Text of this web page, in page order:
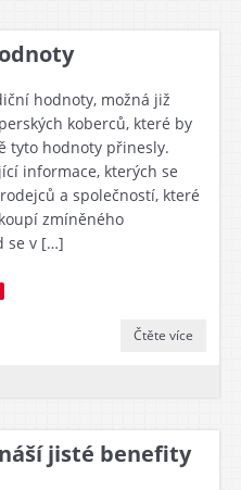
hodnoty, možná již
koberců, které by
tyto hodnoty přinesly.
informace, kterých se
a společností, které
zmíněného
se v […]
Čtěte více
jisté benefity